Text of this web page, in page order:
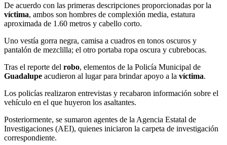
De acuerdo con las primeras descripciones proporcionadas por la
víctima, ambos son hombres de complexión media, estatura
aproximada de 1.60 metros y cabello corto.
Uno vestía gorra negra, camisa a cuadros en tonos oscuros y
pantalón de mezclilla; el otro portaba ropa oscura y cubrebocas.
Tras el reporte del robo, elementos de la Policía Municipal de
Guadalupe acudieron al lugar para brindar apoyo a la víctima.
Los policías realizaron entrevistas y recabaron información sobre el
vehículo en el que huyeron los asaltantes.
Posteriormente, se sumaron agentes de la Agencia Estatal de
Investigaciones (AEI), quienes iniciaron la carpeta de investigación
correspondiente.